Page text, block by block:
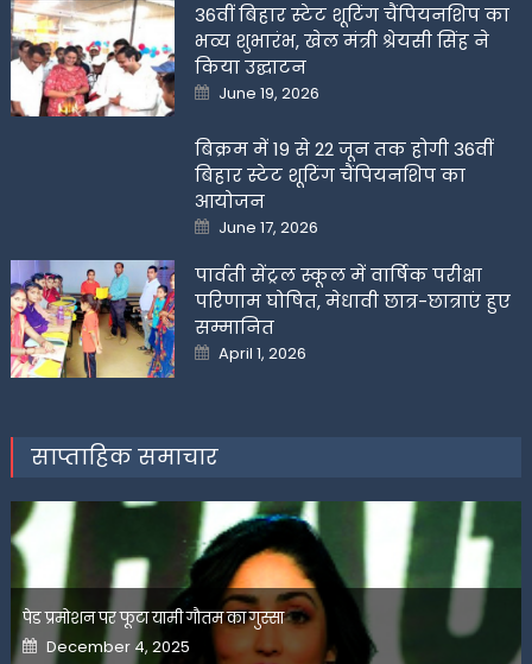
36वीं बिहार स्टेट शूटिंग चैंपियनशिप का
भव्य शुभारंभ, खेल मंत्री श्रेयसी सिंह ने
किया उद्घाटन
Posted
on
June 19, 2026
बिक्रम में 19 से 22 जून तक होगी 36वीं
बिहार स्टेट शूटिंग चैंपियनशिप का
आयोजन
Posted
on
June 17, 2026
पार्वती सेंट्रल स्कूल में वार्षिक परीक्षा
परिणाम घोषित, मेधावी छात्र-छात्राएं हुए
सम्मानित
Posted
on
April 1, 2026
साप्ताहिक समाचार
पेड प्रमोशन पर फूटा यामी गौतम का गुस्सा
Posted
on
December 4, 2025